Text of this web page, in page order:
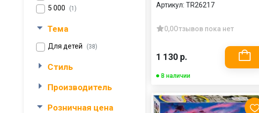
5 000 (1)
Тема
Для детей (38)
Стиль
Производитель
Розничная цена
Артикул: TR26217
0,0Отзывов пока нет
1 130 р.
В наличии